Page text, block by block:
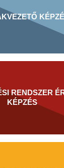
RENDSZER
KÉPZÉS